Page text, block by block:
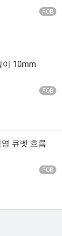
FOB
이 10mm
FOB
큐벳 흐름
FOB